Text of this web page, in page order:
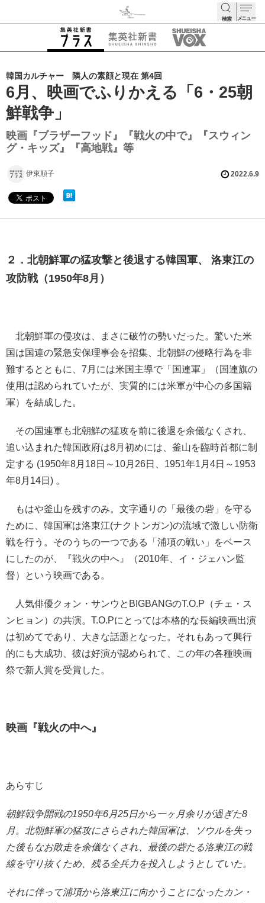
検索 メニュー
韓国カルチャー 隣人の素顔と現在 第4回
6月、映画でふりかえる「6・25朝
鮮戦争」
映画『ブラザーフッド』『戦火の中で』『スウィン
グ・キッズ』『高地戦』等
伊東順子 2022.6.9
２．北朝鮮軍の猛攻撃と後退する韓国軍、 洛東江の
攻防戦（1950年8月）
北朝鮮軍の侵攻は、まさに破竹の勢いだった。驚いた米
国は国連の緊急安保理事会を招集、北朝鮮の侵略行為を非
難するとともに、7月には米国主導で「国連軍」（国連旗の
使用は認められていたが、実質的には米軍が中心の多国籍
軍）を結成した。
その国連軍も北朝鮮の猛攻を前に後退を余儀なくされ、
追い込まれた韓国政府は8月初めには、釜山を臨時首都に制
定する (1950年8月18日～10月26日、1951年1月4日～1953
年8月14日) 。
もはや釜山を残すのみ。文字通りの「最後の砦」を守る
ために、韓国軍は洛東江(ナクトンガン)の流域で激しい防衛
戦を行う。そのうちの一つである「浦項の戦い」をベース
にしたのが、『戦火の中へ』（2010年、イ・ジェハン監
督）という映画である。
人気俳優クォン・サンウとBIGBANGのT.O.P（チェ・ス
ンヒョン）の共演。T.O.Pにとっては本格的な長編映画出演
は初めてであり、大きな話題となった。それもあって興行
的にも大成功、彼は好演が認められて、この年の各種映画
祭で新人賞を受賞した。
映画『戦火の中へ』
あらすじ
朝鮮戦争開戦の1950年6月25日から一ヶ月余りが過ぎた8
月。北朝鮮軍の猛攻にさらされた韓国軍は、ソウルを失っ
た後もなお敗走を余儀なくされ、最後の砦たる洛東江の戦
線を守り抜くため、残る全兵力を投入しようとしていた。
それに伴って浦項から洛東江に向かうことになったカン・